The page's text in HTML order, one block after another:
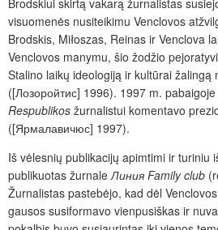
visuomenės nusiteikimu Venclovos
Brodskis, Miłoszas, Reinas ir Venclova
Venclovos manymu, šio žodžio
Stalino laikų ideologiją ir kultūrai žalingą
([Лозоройтис] 1996). 1997 m.
Respublikos žurnalistui komentavo
([Ярмалавичюс] 1997).
Iš vėlesnių publikacijų apimtimi ir turiniu
publikuotas žurnale Линия Family club
Žurnalistas pastebėjo, kad dėl
gausos susiformavo vienpusiškas ir